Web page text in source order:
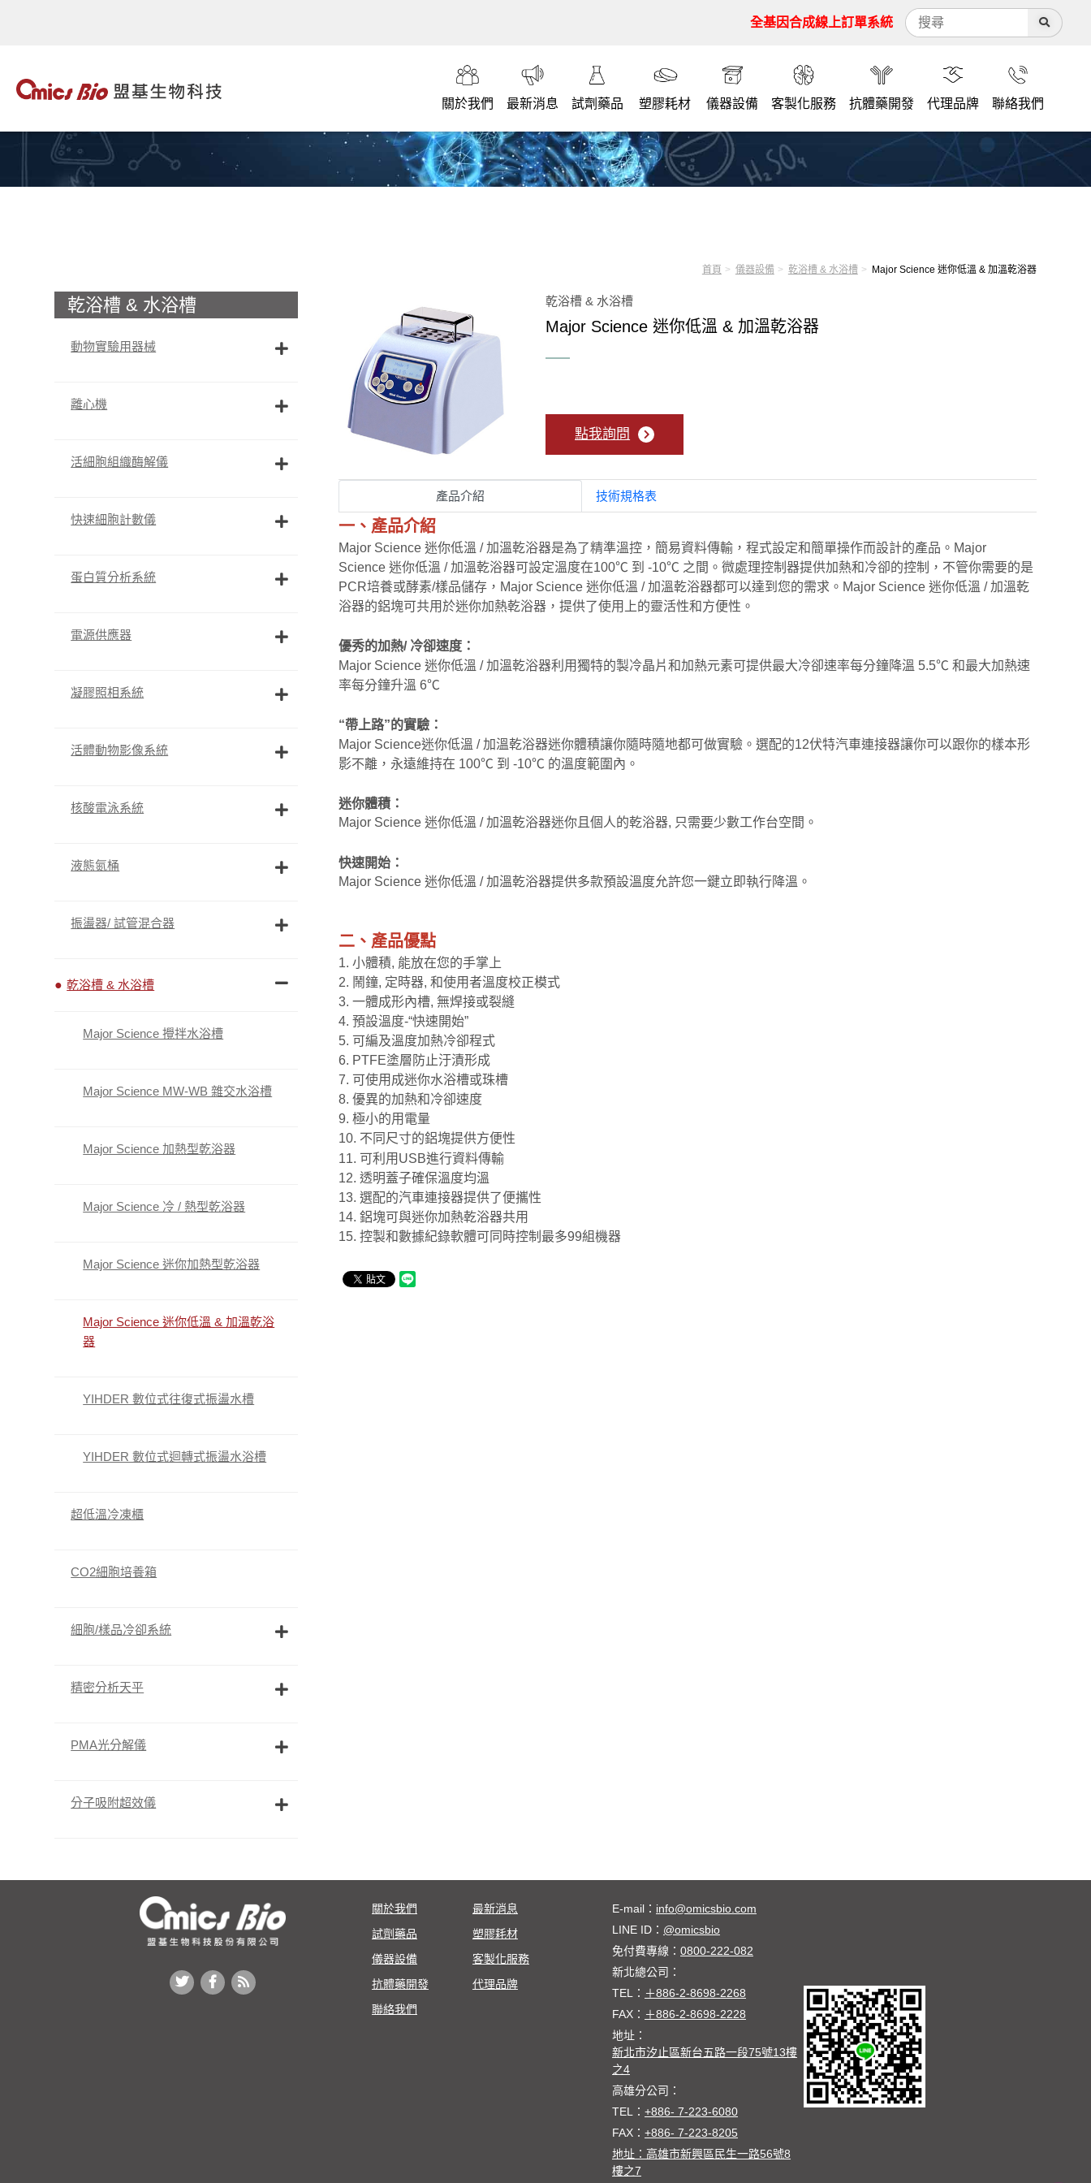
全基因合成線上訂單系統
關於我們 最新消息 試劑藥品 塑膠耗材 儀器設備 客製化服務 抗體藥開發 代理品牌 聯絡我們
首頁 儀器設備 乾浴槽 & 水浴槽 Major Science 迷你低溫 & 加溫乾浴器
乾浴槽 & 水浴槽
動物實驗用器械
離心機
活細胞組織酶解儀
快速細胞計數儀
蛋白質分析系統
電源供應器
凝膠照相系統
活體動物影像系統
核酸電泳系統
液態氮桶
振盪器/ 試管混合器
乾浴槽 & 水浴槽
Major Science 攪拌水浴槽
Major Science MW-WB 雜交水浴槽
Major Science 加熱型乾浴器
Major Science 冷 / 熱型乾浴器
Major Science 迷你加熱型乾浴器
Major Science 迷你低溫 & 加溫乾浴
器
YIHDER 數位式往復式振盪水槽
YIHDER 數位式迴轉式振盪水浴槽
超低溫冷凍櫃
CO2細胞培養箱
細胞/樣品冷卻系統
精密分析天平
PMA光分解儀
分子吸附超效儀
乾浴槽 & 水浴槽
Major Science 迷你低溫 & 加溫乾浴器
點我詢問
產品介紹 技術規格表
一、產品介紹
Major Science 迷你低溫 / 加溫乾浴器是為了精準溫控，簡易資料傳輸，程式設定和簡單操作而設計的產品。Major
Science 迷你低溫 / 加溫乾浴器可設定溫度在100℃ 到 -10℃ 之間。微處理控制器提供加熱和冷卻的控制，不管你需要的是
PCR培養或酵素/樣品儲存，Major Science 迷你低溫 / 加溫乾浴器都可以達到您的需求。Major Science 迷你低溫 / 加溫乾
浴器的鋁塊可共用於迷你加熱乾浴器，提供了使用上的靈活性和方便性。
優秀的加熱/ 冷卻速度：
Major Science 迷你低溫 / 加溫乾浴器利用獨特的製冷晶片和加熱元素可提供最大冷卻速率每分鐘降溫 5.5℃ 和最大加熱速
率每分鐘升溫 6℃
“帶上路”的實驗：
Major Science迷你低溫 / 加溫乾浴器迷你體積讓你隨時隨地都可做實驗。選配的12伏特汽車連接器讓你可以跟你的樣本形
影不離，永遠維持在 100℃ 到 -10℃ 的溫度範圍內。
迷你體積：
Major Science 迷你低溫 / 加溫乾浴器迷你且個人的乾浴器, 只需要少數工作台空間。
快速開始：
Major Science 迷你低溫 / 加溫乾浴器提供多款預設溫度允許您一鍵立即執行降溫。
二、產品優點
1. 小體積, 能放在您的手掌上
2. 鬧鐘, 定時器, 和使用者溫度校正模式
3. 一體成形內槽, 無焊接或裂縫
4. 預設溫度-“快速開始”
5. 可編及溫度加熱冷卻程式
6. PTFE塗層防止汙漬形成
7. 可使用成迷你水浴槽或珠槽
8. 優異的加熱和冷卻速度
9. 極小的用電量
10. 不同尺寸的鋁塊提供方便性
11. 可利用USB進行資料傳輸
12. 透明蓋子確保溫度均溫
13. 選配的汽車連接器提供了便攜性
14. 鋁塊可與迷你加熱乾浴器共用
15. 控製和數據紀錄軟體可同時控制最多99組機器
關於我們
最新消息
試劑藥品
塑膠耗材
儀器設備
客製化服務
抗體藥開發
代理品牌
聯絡我們
E-mail： info@omicsbio.com
LINE ID： @omicsbio
免付費專線： 0800-222-082
新北總公司：
TEL： ＋886-2-8698-2268
FAX： ＋886-2-8698-2228
地址：
新北市汐止區新台五路一段75號13樓
之4
高雄分公司：
TEL： +886- 7-223-6080
FAX： +886- 7-223-8205
地址：高雄市新興區民生一路56號8
樓之7